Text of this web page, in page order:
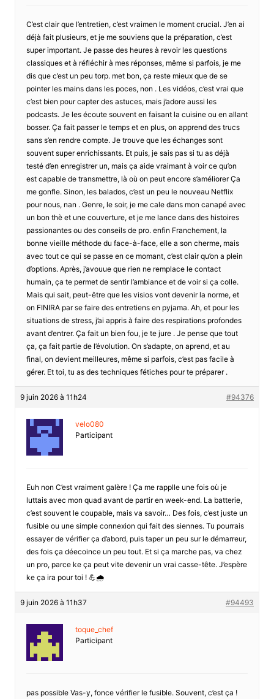
C’est clair que l’entretien, c’est vraimen le moment crucial. J’en ai
déjà fait plusieurs, et je me souviens que la préparation, c’est
super important. Je passe des heures à revoir les questions
classiques et à réfléchir à mes réponses, même si parfois, je me
dis que c’est un peu torp. met bon, ça reste mieux que de se
pointer les mains dans les poces, non . Les vidéos, c’est vrai que
c’est bien pour capter des astuces, mais j’adore aussi les
podcasts. Je les écoute souvent en faisant la cuisine ou en allant
bosser. Ça fait passer le temps et en plus, on apprend des trucs
sans s’en rendre compte. Je trouve que les échanges sont
souvent super enrichissants. Et puis, je sais pas si tu as déjà
testé d’en enregistrer un, mais ça aide vraimant à voir ce qu’on
est capable de transmettre, là où on peut encore s’améliorer Ça
me gonfle. Sinon, les balados, c’est un peu le nouveau Netflix
pour nous, nan . Genre, le soir, je me cale dans mon canapé avec
un bon thè et une couverture, et je me lance dans des histoires
passionantes ou des conseils de pro. enfin Franchement, la
bonne vieille méthode du face-à-face, elle a son cherme, mais
avec tout ce qui se passe en ce momant, c’est clair qu’on a plein
d’options. Après, j’avouue que rien ne remplace le contact
humain, ça te permet de sentir l’ambiance et de voir si ça colle.
Mais qui sait, peut-être que les visios vont devenir la norme, et
on FINIRA par se faire des entretiens en pyjama. Ah, et pour les
situations de stress, j’ai appris à faire des respirations profondes
avant d’entrer. Ça fait un bien fou, je te jure . Je pense que tout
ça, ça fait partie de l’évolution. On s’adapte, on aprend, et au
final, on devient meilleures, même si parfois, c’est pas facile à
gérer. Et toi, tu as des techniques fétiches pour te préparer .
9 juin 2026 à 11h24 #94376
velo080
Participant
Euh non C’est vraiment galère ! Ça me rapplle une fois où je
luttais avec mon quad avant de partir en week-end. La batterie,
c’est souvent le coupable, mais va savoir… Des fois, c’est juste un
fusible ou une simple connexion qui fait des siennes. Tu pourrais
essayer de vérifier ça d’abord, puis taper un peu sur le démarreur,
des fois ça déecoince un peu tout. Et si ça marche pas, va chez
un pro, parce ke ça peut vite devenir un vrai casse-tête. J’espère
ke ça ira pour toi ! 💪🌧️
9 juin 2026 à 11h37 #94493
toque_chef
Participant
pas possible Vas-y, fonce vérifier le fusible. Souvent, c’est ça !